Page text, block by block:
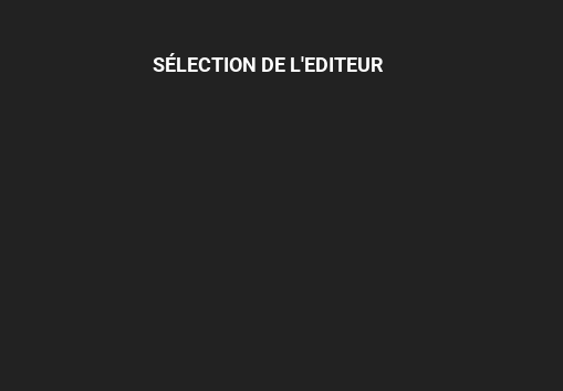
SÉLECTION DE L'EDITEUR